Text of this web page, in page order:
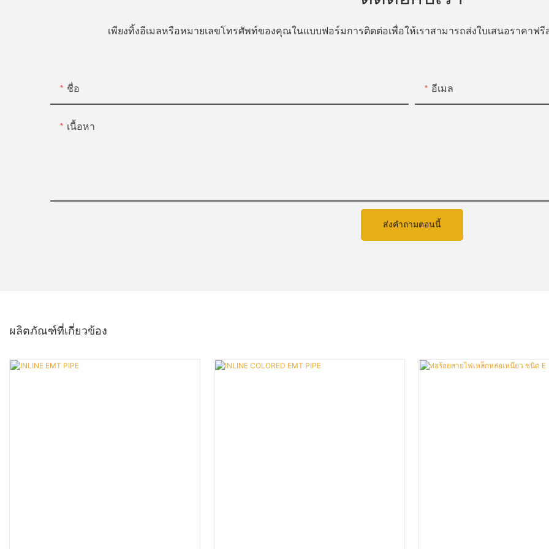
เพียงทิ้งอีเมลหรือหมายเลขโทรศัพท์ของคุณในแบบฟอร์มการติดต่อเพื่อให้เราสามารถส่งใบเสนอราคาฟ
ชื่อ อีเมล
เนื้อหา
ส่งคำถามตอนนี้
ผลิตภัณฑ์ที่เกี่ยวข้อง